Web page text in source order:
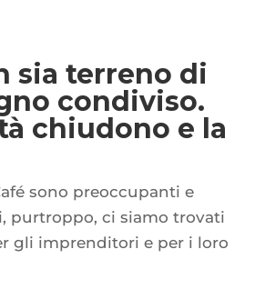
sia terreno di
condiviso.
chiudono e la
sono preoccupanti e
purtroppo, ci siamo trovati
gli imprenditori e per i loro